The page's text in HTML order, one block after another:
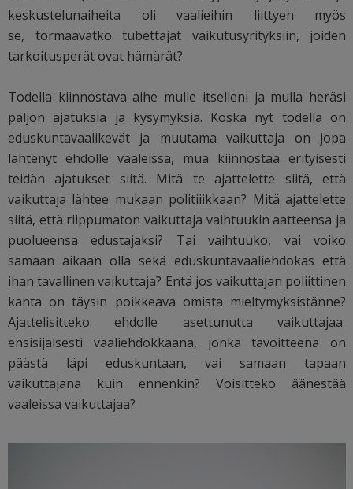
keskustelunaiheita oli vaalieihin liittyen myös
se, törmäävätkö tubettajat vaikutusyrityksiin, joiden
tarkoitusperät ovat hämärät?
Todella kiinnostava aihe mulle itselleni ja mulla heräsi
paljon ajatuksia ja kysymyksiä. Koska nyt todella on
eduskuntavaalikevät ja muutama vaikuttaja on jopa
lähtenyt ehdolle vaaleissa, mua kiinnostaa erityisesti
teidän ajatukset siitä. Mitä te ajattelette siitä, että
vaikuttaja lähtee mukaan politiiikkaan? Mitä ajattelette
siitä, että riippumaton vaikuttaja vaihtuukin aatteensa ja
puolueensa edustajaksi? Tai vaihtuuko, vai voiko
samaan aikaan olla sekä eduskuntavaaliehdokas että
ihan tavallinen vaikuttaja? Entä jos vaikuttajan poliittinen
kanta on täysin poikkeava omista mieltymyksistänne?
Ajattelisitteko ehdolle asettunutta vaikuttajaa
ensisijaisesti vaaliehdokkaana, jonka tavoitteena on
päästä läpi eduskuntaan, vai samaan tapaan
vaikuttajana kuin ennenkin? Voisitteko äänestää
vaaleissa vaikuttajaa?